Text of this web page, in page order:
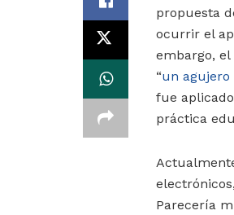
propuesta
ocurrir el
embargo,
“un agujero
fue
práctica
Parecería